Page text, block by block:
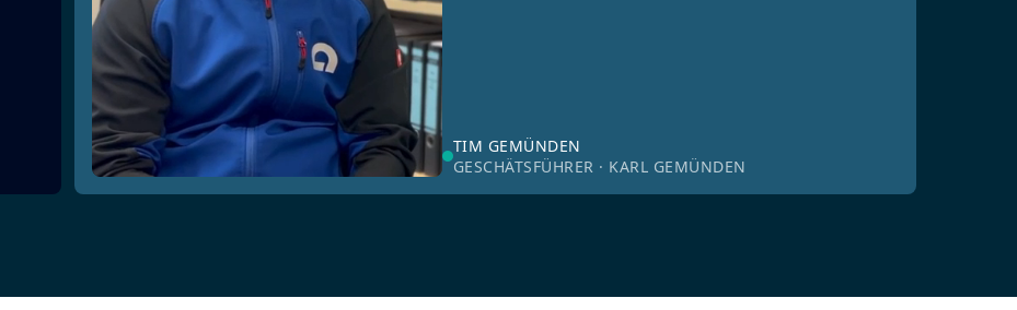
TIM GEMÜNDEN
GESCHÄTSFÜHRER · KARL GEMÜNDEN